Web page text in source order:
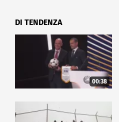
DI TENDENZA
00:38